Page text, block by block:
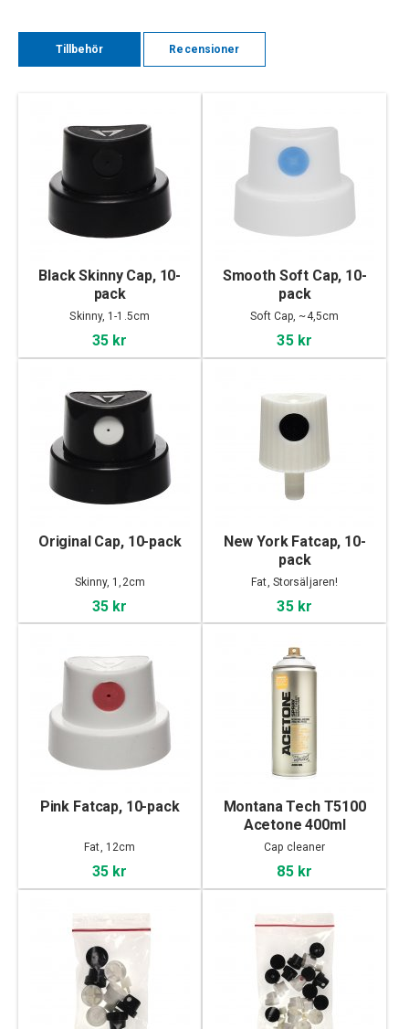
Tillbehör Recensioner
Black Skinny Cap, 10-
pack
Skinny, 1-1.5cm
35 kr
Smooth Soft Cap, 10-
pack
Soft Cap, ~4,5cm
35 kr
Original Cap, 10-pack
Skinny, 1,2cm
35 kr
New York Fatcap, 10-
pack
Fat, Storsäljaren!
35 kr
Pink Fatcap, 10-pack
Fat, 12cm
35 kr
Montana Tech T5100
Acetone 400ml
Cap cleaner
85 kr